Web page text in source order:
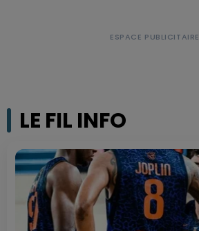
LE FIL INFO